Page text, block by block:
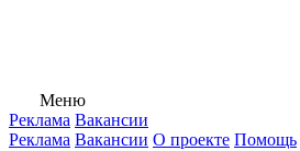
Меню
Реклама Вакансии
Реклама Вакансии О проекте Помощь